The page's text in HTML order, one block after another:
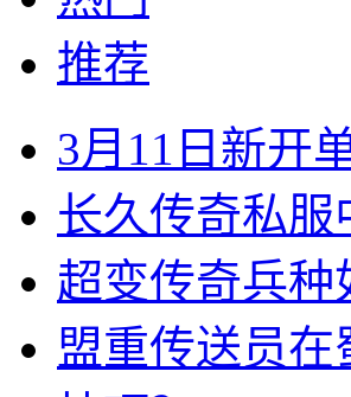
推荐
3月11日新开
长久传奇私
超变传奇兵
盟重传送员